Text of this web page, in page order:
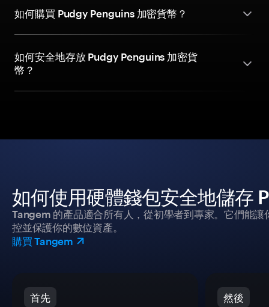
如何購買 Pudgy Penguins 加密貨幣？
如何安全地存放 Pudgy Penguins 加密貨
幣？
如何使用硬體錢包安全地儲存
Tangem 的產品適合所有人，從初學者到專家。它們能
控並保護你的數位資產。
購買 Tangem
首先 然後